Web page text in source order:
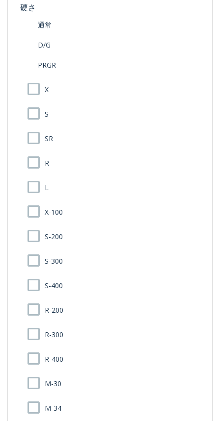
硬さ
通常
D/G
PRGR
X
S
SR
R
L
X-100
S-200
S-300
S-400
R-200
R-300
R-400
M-30
M-34